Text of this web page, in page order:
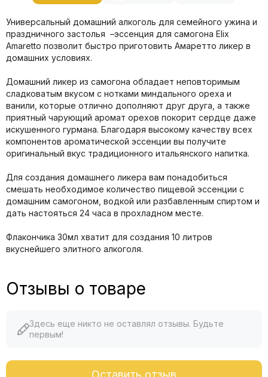
Универсальный домашний алкоголь для семейного ужина и
праздничного застолья –эссенция для самогона Elix
Amaretto позволит быстро приготовить Амаретто ликер в
домашних условиях.
Домашний ликер из самогона обладает неповторимым
сладковатым вкусом с нотками миндального ореха и
ванили, которые отлично дополняют друг друга, а также
приятный чарующий аромат орехов покорит сердце даже
искушенного гурмана. Благодаря высокому качеству всех
компонентов ароматической эссенции вы получите
оригинальный вкус традиционного итальянского напитка.
Для создания домашнего ликера вам понадобиться
смешать необходимое количество пищевой эссенции с
домашним самогоном, водкой или разбавленным спиртом и
дать настояться 24 часа в прохладном месте.
Флакончика 30мл хватит для создания 10 литров
вкуснейшего элитного алкоголя.
Отзывы о товаре
Здесь еще никто не оставлял отзывы. Будьте
первым!
Оставить отзыв